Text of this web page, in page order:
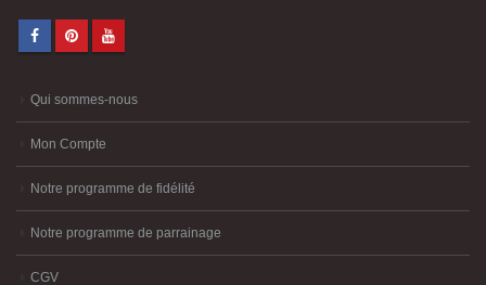
Qui sommes-nous
Mon Compte
Notre programme de fidélité
Notre programme de parrainage
CGV